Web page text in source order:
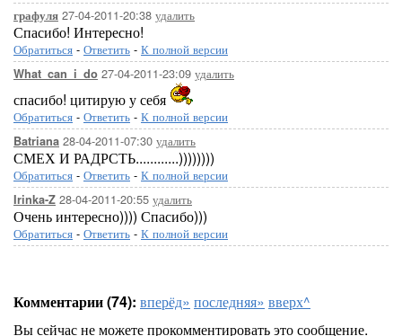
графуля 27-04-2011-20:38 удалить
Спасибо! Интересно!
Обратиться - Ответить - К полной версии
What_can_i_do 27-04-2011-23:09 удалить
спасибо! цитирую у себя
Обратиться - Ответить - К полной версии
Batriana 28-04-2011-07:30 удалить
СМЕХ И РАДРСТЬ............))))))))
Обратиться - Ответить - К полной версии
Irinka-Z 28-04-2011-20:55 удалить
Очень интересно)))) Спасибо)))
Обратиться - Ответить - К полной версии
Комментарии (74): вперёд» последняя» вверх^
Вы сейчас не можете прокомментировать это сообщение.